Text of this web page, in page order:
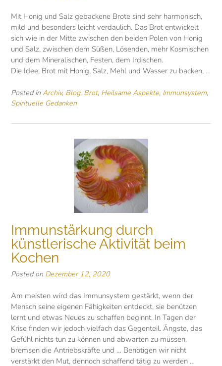
Mit Honig und Salz gebackene Brote sind sehr harmonisch,
mild und besonders leicht verdaulich. Das Brot entwickelt
sich wie in der Mitte zwischen den beiden Polen von Honig
und Salz, zwischen dem Süßen, Lösenden, mehr Kosmischen
und dem Mineralischen, Festen, dem Irdischen.
Die Idee, Brot mit Honig, Salz, Mehl und Wasser zu backen, …
Posted in Archiv, Blog, Brot, Heilsame Aspekte, Immunsystem,
Spirituelle Gedanken
Immunstärkung durch
künstlerische Aktivität beim
Kochen
Posted on Dezember 12, 2020
Am meisten wird das Immunsystem gestärkt, wenn der
Mensch seine eigenen Fähigkeiten entdeckt, sie benützen
lernt und etwas Neues zu schaffen beginnt. In Tagen der
Krise finden wir jedoch vielfach das Gegenteil. Ängste, das
Gefühl nichts tun zu können und abwarten zu müssen,
bremsen die Antriebskräfte und … Benötigen wir nicht
verstärkt den Mut, dennoch schaffend tätig zu werden …